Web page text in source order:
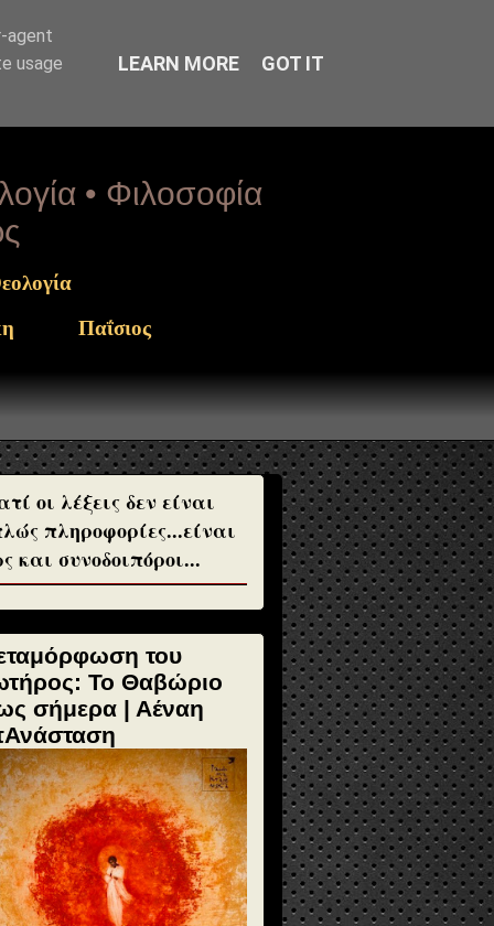
• Φιλοσοφία
Παΐσιος
οι λέξεις δεν είναι
πληροφορίες...είναι
και συνοδοιπόροι...
του
Το Θαβώριο
σήμερα | Αέναη
agent
usage
LEARN MORE GOT IT